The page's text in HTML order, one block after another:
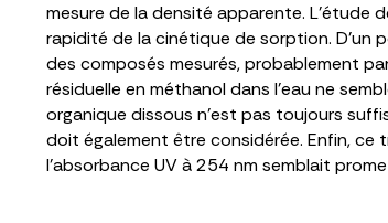
mesure de la densité apparente. L’étude
rapidité de la cinétique de sorption. D’un
des composés mesurés, probablement
résiduelle en méthanol dans l’eau ne
organique dissous n’est pas toujours
doit également être considérée. Enfin,
l’absorbance UV à 254 nm semblait